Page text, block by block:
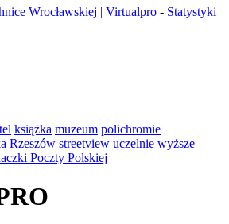
Wrocławskiej | Virtualpro - Statystyki
książka muzeum polichromie
Rzeszów streetview uczelnie wyższe
Poczty Polskiej